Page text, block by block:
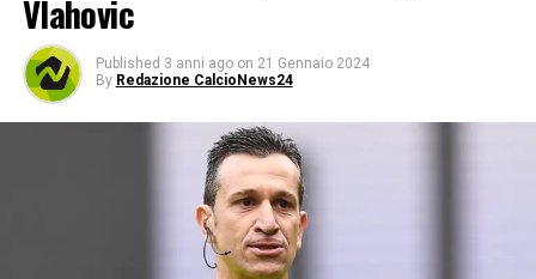
Vlahovic
Published 3 anni ago on 21 Gennaio 2024
By Redazione CalcioNews24